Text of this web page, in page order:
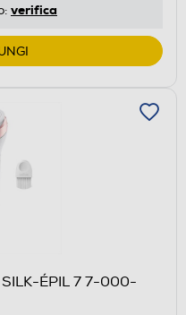
verifica
ÉPIL 7 7-000-